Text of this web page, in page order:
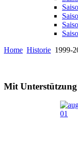
Home Historie 1999-
Mit